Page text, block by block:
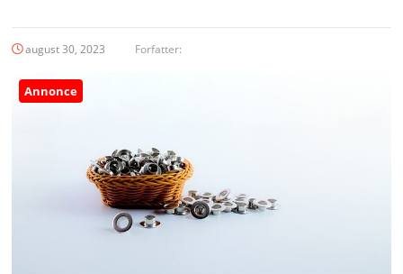
august 30, 2023 Forfatter:
Annonce